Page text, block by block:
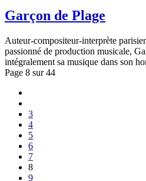
Garçon de Plage
Auteur-compositeur-interprète
passionné de production musicale,
intégralement sa musique dans son
Page 8 sur 44
3
4
5
6
7
8
9